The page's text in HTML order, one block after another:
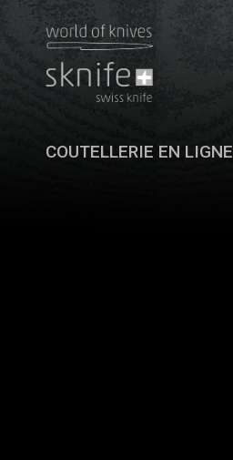
COUTELLERIE EN LIGNE